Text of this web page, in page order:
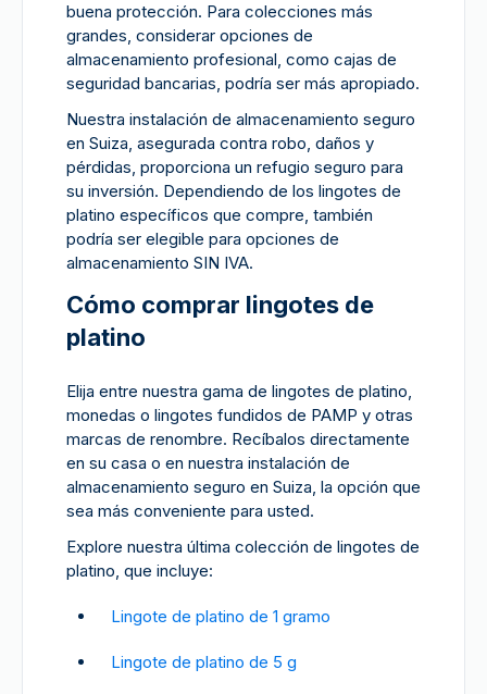
buena protección. Para colecciones más
grandes, considerar opciones de
almacenamiento profesional, como cajas de
seguridad bancarias, podría ser más apropiado.
Nuestra instalación de almacenamiento seguro
en Suiza, asegurada contra robo, daños y
pérdidas, proporciona un refugio seguro para
su inversión. Dependiendo de los lingotes de
platino específicos que compre, también
podría ser elegible para opciones de
almacenamiento SIN IVA.
Cómo comprar lingotes de
platino
Elija entre nuestra gama de lingotes de platino,
monedas o lingotes fundidos de PAMP y otras
marcas de renombre. Recíbalos directamente
en su casa o en nuestra instalación de
almacenamiento seguro en Suiza, la opción que
sea más conveniente para usted.
Explore nuestra última colección de lingotes de
platino, que incluye:
Lingote de platino de 1 gramo
Lingote de platino de 5 g